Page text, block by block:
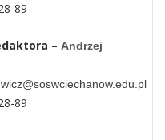
89
– Andrzej
89